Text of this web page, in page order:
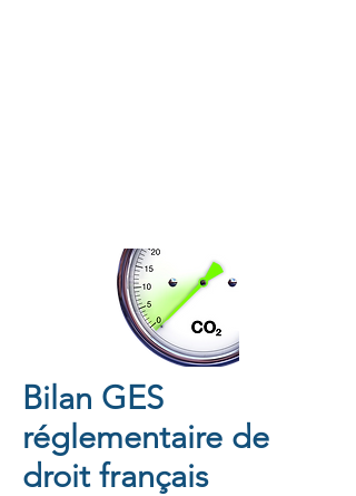
Bilan GES
réglementaire de
droit français